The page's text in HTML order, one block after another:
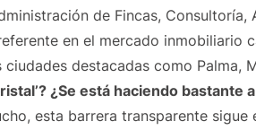
de Fincas,
en el mercado inmobiliario
destacadas como Palma,
¿Se está haciendo bastante
esta barrera transparente